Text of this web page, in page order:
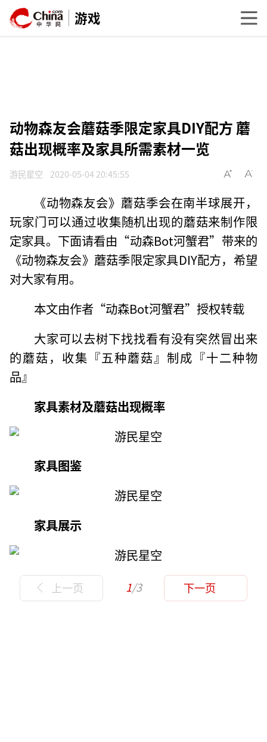
游戏
动物森友会蘑菇季限定家具DIY配方 蘑
菇出现概率及家具所需素材一览
游民星空 2020-05-04 20:45:55
《动物森友会》蘑菇季会在南半球展开，
玩家门可以通过收集随机出现的蘑菇来制作限
定家具。下面请看由“动森Bot河蟹君”带来的
《动物森友会》蘑菇季限定家具DIY配方，希望
对大家有用。
本文由作者“动森Bot河蟹君”授权转载
大家可以去树下找找看有没有突然冒出来
的蘑菇，收集『五种蘑菇』制成『十二种物
品』
家具素材及蘑菇出现概率
家具图鉴
家具展示
上一页 1/3 下一页